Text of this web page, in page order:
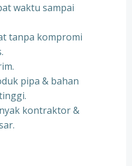
waktu sampai
tanpa kompromi
pipa & bahan
kontraktor &